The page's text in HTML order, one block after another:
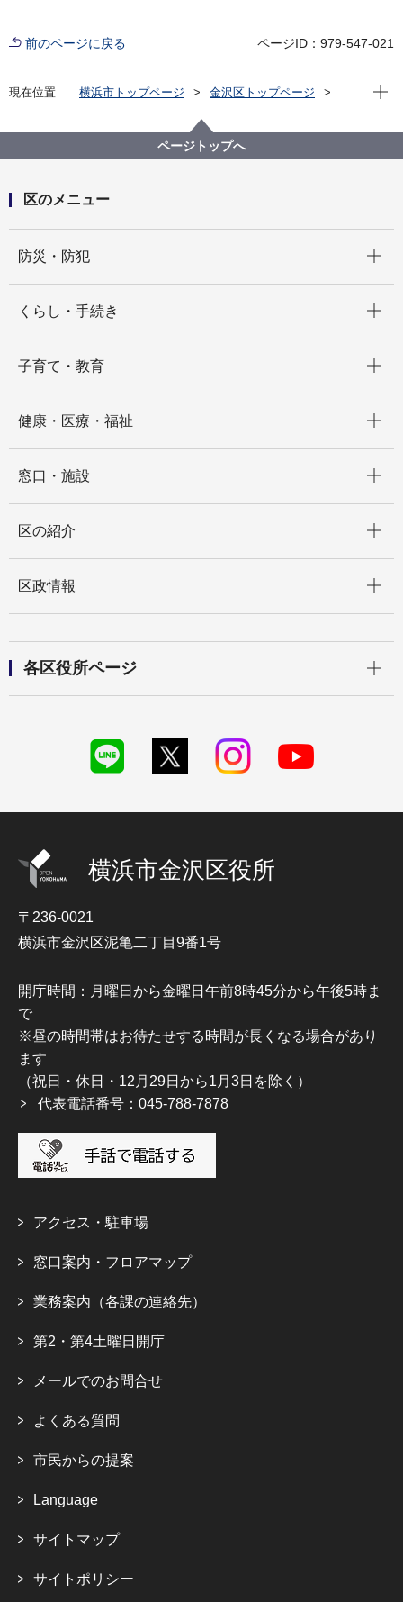
前のページに戻る ページID：979-547-021
現在位置 横浜市トップページ
金沢区トップページ
発見！探検！かなざわの歴史
金沢の発展と泥亀新田
金沢の発展と泥亀新田2／3
現在
ページトップへ
区のメニュー
防災・防犯
くらし・手続き
子育て・教育
健康・医療・福祉
窓口・施設
区の紹介
区政情報
各区役所ページ
横浜市金沢区役所
〒236-0021
横浜市金沢区泥亀二丁目9番1号
開庁時間：月曜日から金曜日午前8時45分から午後5時ま
で
※昼の時間帯はお待たせする時間が長くなる場合があり
ます
（祝日・休日・12月29日から1月3日を除く）
代表電話番号：045-788-7878
アクセス・駐車場
窓口案内・フロアマップ
業務案内（各課の連絡先）
第2・第4土曜日開庁
メールでのお問合せ
よくある質問
市民からの提案
Language
サイトマップ
サイトポリシー